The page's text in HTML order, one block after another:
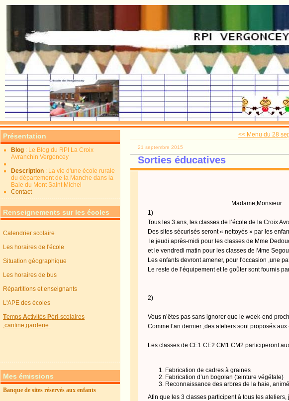
Présentation
Blog : Le Blog du RPI La Croix
Avranchin Vergoncey
Description : La vie d'une école rurale
du département de la Manche dans la
Baie du Mont Saint Michel
Contact
Renseignements sur les écoles
Calendrier scolaire
Les horaires de l'école
Situation géographique
Les horaires de bus
Répartitions et enseignants
L'APE des écoles
Temps Activités Péri-scolaires
,cantine,garderie
Mes émissions
Banque de sites réservés aux enfants
<< Menu du 28
21 septembre 2015
Sorties éducatives
Madame,Monsieur
1)
Tous les 3 ans, les classes de l’école de la Croix
Des sites sécurisés seront « nettoyés » par les
le jeudi après-midi pour les classes de Mme
et le vendredi matin pour les classes de Mme
Les enfants devront amener, pour l'occasion ,une
Le reste de l’équipement et le goûter sont fournis
2)
Vous n’êtes pas sans ignorer que le week-end
Comme l’an dernier ,des ateliers sont proposés
Les classes de CE1 CE2 CM1 CM2 participeront
Fabrication de cadres à graines
Fabrication d’un bogolan (teinture végétale)
Reconnaissance des arbres de la haie,
Afin que les 3 classes participent à tous les ateliers,